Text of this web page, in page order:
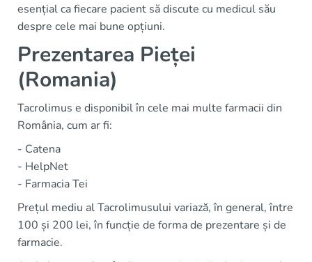
esențial ca fiecare pacient să discute cu medicul său
despre cele mai bune opțiuni.
Prezentarea Pieței
(Romania)
Tacrolimus e disponibil în cele mai multe farmacii din
România, cum ar fi:
- Catena
- HelpNet
- Farmacia Tei
Prețul mediu al Tacrolimusului variază, în general, între
100 și 200 lei, în funcție de forma de prezentare și de
farmacie.